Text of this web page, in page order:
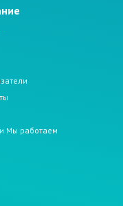
Мы работаем